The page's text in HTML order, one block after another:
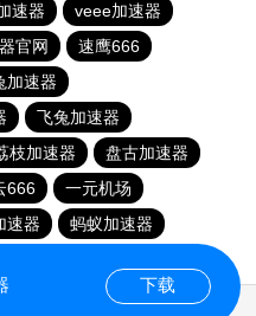
速器
veee加速器
官网
速鹰666
加速器
飞兔加速器
枝加速器
盘古加速器
666
一元机场
速器
蚂蚁加速器
下载